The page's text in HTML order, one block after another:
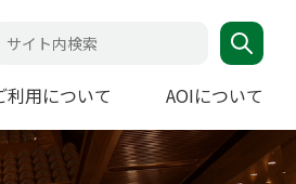
利用について AOIについて